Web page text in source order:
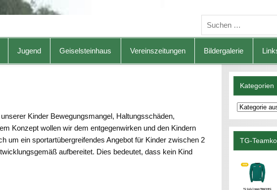
Jugend Geiselsteinhaus Vereinszeitungen Bildergalerie
Kinder Bewegungsmangel, Haltungsschäden,
Konzept wollen wir dem entgegenwirken und den Kindern
um ein sportartübergreifendes Angebot für Kinder zwischen 2
aufbereitet. Dies bedeutet, dass kein Kind
Kategorien
Kategorien
TG-